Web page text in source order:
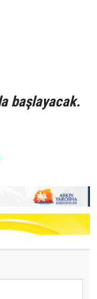
başlayacak.